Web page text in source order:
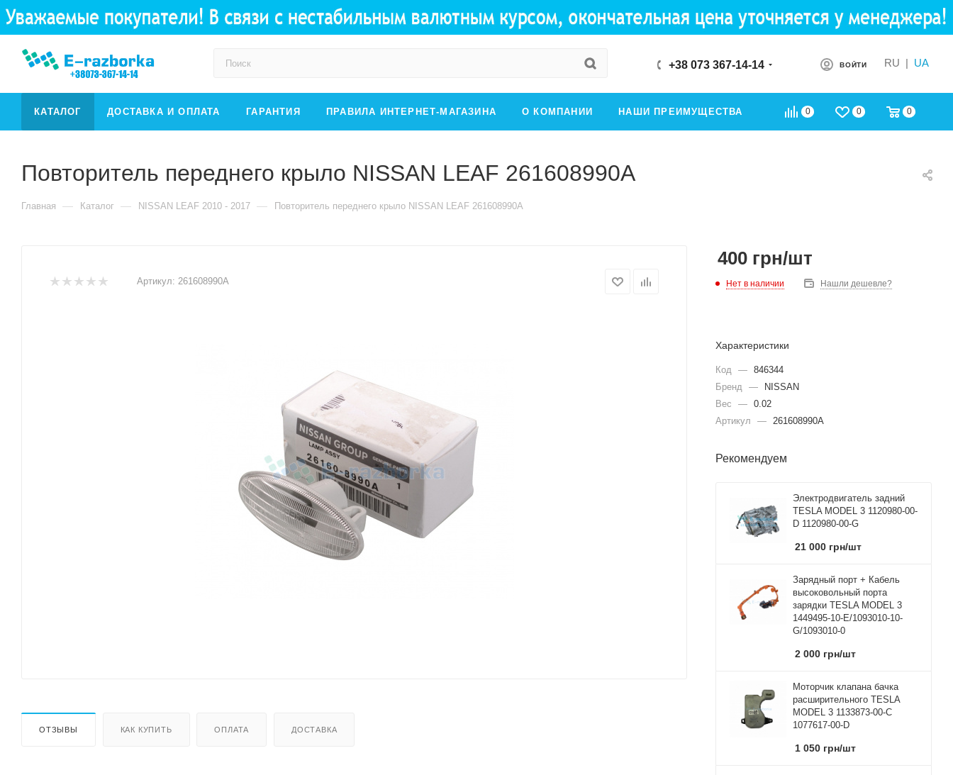
RU | UA
ВОЙТИ
+38 073 367-14-14
0 0 0
КАТАЛОГ ДОСТАВКА И ОПЛАТА ГАРАНТИЯ ПРАВИЛА ИНТЕРНЕТ-МАГАЗИНА О КОМПАНИИ НАШИ ПРЕИМУЩЕСТВА
Повторитель переднего крыло NISSAN LEAF 261608990A
Главная — Каталог — NISSAN LEAF 2010 - 2017 — Повторитель переднего крыло NISSAN LEAF 261608990A
Артикул: 261608990A
ОТЗЫВЫ КАК КУПИТЬ ОПЛАТА ДОСТАВКА
400 грн/шт
Нет в наличии Нашли дешевле?
Характеристики
Код — 846344
Бренд —
NISSAN
Вес
— 0.02
Артикул
— 261608990A
Рекомендуем
Электродвигатель задний
TESLA MODEL 3 1120980-00-
D 1120980-00-G
21 000 грн/шт
Зарядный порт + Кабель
высоковольный порта
зарядки TESLA MODEL 3
1449495-10-E/1093010-10-
G/1093010-0
2 000 грн/шт
Моторчик клапана бачка
расширительного TESLA
MODEL 3 1133873-00-C
1077617-00-D
1 050 грн/шт